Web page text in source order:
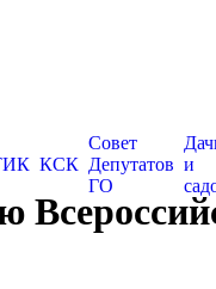
КСК
Совет
Депутатов
ГО
и